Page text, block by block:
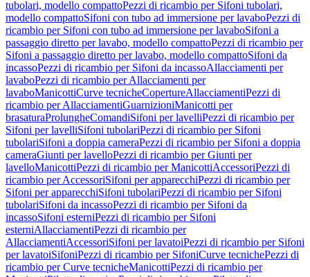
tubolari, modello compattoPezzi di ricambio per Sifoni tubolari,
modello compattoSifoni con tubo ad immersione per lavaboPezzi di
ricambio per Sifoni con tubo ad immersione per lavaboSifoni a
passaggio diretto per lavabo, modello compattoPezzi di ricambio per
Sifoni a passaggio diretto per lavabo, modello compattoSifoni da
incassoPezzi di ricambio per Sifoni da incassoAllacciamenti per
lavaboPezzi di ricambio per Allacciamenti per
lavaboManicottiCurve tecnicheCopertureAllacciamentiPezzi di
ricambio per AllacciamentiGuarnizioniManicotti per
brasaturaProlungheComandiSifoni per lavelliPezzi di ricambio per
Sifoni per lavelliSifoni tubolariPezzi di ricambio per Sifoni
tubolariSifoni a doppia cameraPezzi di ricambio per Sifoni a doppia
cameraGiunti per lavelloPezzi di ricambio per Giunti per
lavelloManicottiPezzi di ricambio per ManicottiAccessoriPezzi di
ricambio per AccessoriSifoni per apparecchiPezzi di ricambio per
Sifoni per apparecchiSifoni tubolariPezzi di ricambio per Sifoni
tubolariSifoni da incassoPezzi di ricambio per Sifoni da
incassoSifoni esterniPezzi di ricambio per Sifoni
esterniAllacciamentiPezzi di ricambio per
AllacciamentiAccessoriSifoni per lavatoiPezzi di ricambio per Sifoni
per lavatoiSifoniPezzi di ricambio per SifoniCurve tecnichePezzi di
ricambio per Curve tecnicheManicottiPezzi di ricambio per